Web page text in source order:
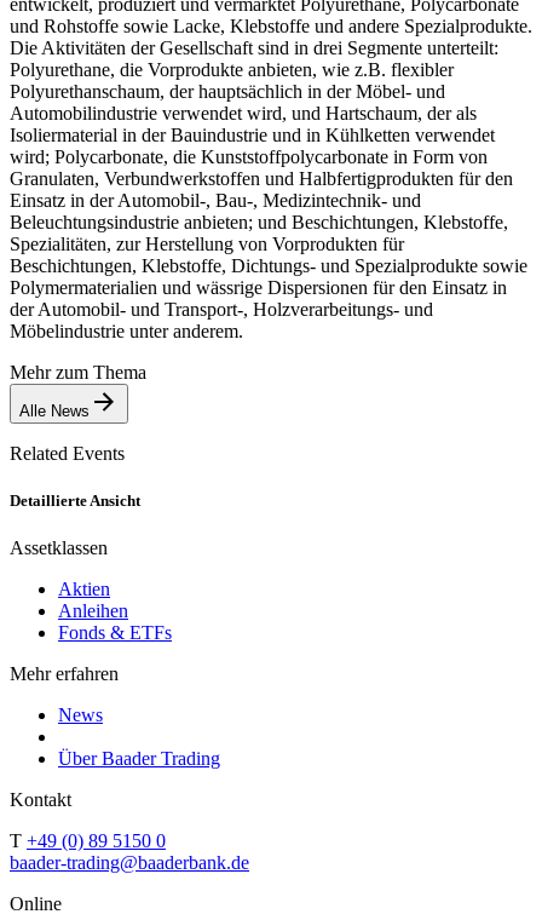
und Rohstoffe sowie Lacke, Klebstoffe und andere Spezialprodukte.
Die Aktivitäten der Gesellschaft sind in drei Segmente unterteilt:
Polyurethane, die Vorprodukte anbieten, wie z.B. flexibler
Polyurethanschaum, der hauptsächlich in der Möbel- und
Automobilindustrie verwendet wird, und Hartschaum, der als
Isoliermaterial in der Bauindustrie und in Kühlketten verwendet
wird; Polycarbonate, die Kunststoffpolycarbonate in Form von
Granulaten, Verbundwerkstoffen und Halbfertigprodukten für den
Einsatz in der Automobil-, Bau-, Medizintechnik- und
Beleuchtungsindustrie anbieten; und Beschichtungen, Klebstoffe,
Spezialitäten, zur Herstellung von Vorprodukten für
Beschichtungen, Klebstoffe, Dichtungs- und Spezialprodukte sowie
Polymermaterialien und wässrige Dispersionen für den Einsatz in
der Automobil- und Transport-, Holzverarbeitungs- und
Möbelindustrie unter anderem.
Mehr zum Thema
Alle News
Related Events
Detaillierte Ansicht
Assetklassen
Aktien
Anleihen
Fonds & ETFs
Mehr erfahren
News
Über Baader Trading
Kontakt
T +49 (0) 89 5150 0
baader-trading@baaderbank.de
Online